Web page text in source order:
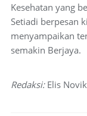
Kesehatan yang
Setiadi berpesan
menyampaikan
semakin Berjaya.
Redaksi:Elis